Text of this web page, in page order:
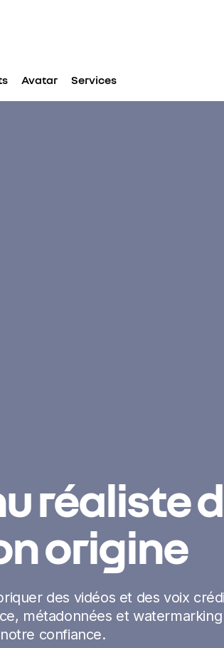
Avatar Services
réaliste
origine
des vidéos et des voix
métadonnées et
confiance.